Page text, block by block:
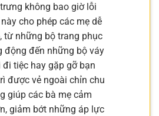
không bao giờ lỗi
cho phép các mẹ dễ
từ những bộ trang phục
động đến những bộ váy
tiệc hay gặp gỡ bạn
được vẻ ngoài chỉn chu
giúp các bà mẹ cảm
giảm bớt những áp lực